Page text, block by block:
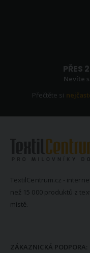
PŘES
Nevíte
Přečtěte si
TextilCentrum.cz -
než 15 000 produktů z
místě.
ZÁKAZNICKÁ PODPORA: